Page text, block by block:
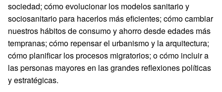
sociedad; cómo evolucionar los modelos sanitario y
sociosanitario para hacerlos más eficientes; cómo cambiar
nuestros hábitos de consumo y ahorro desde edades más
tempranas; cómo repensar el urbanismo y la arquitectura;
cómo planificar los procesos migratorios; o cómo incluir a
las personas mayores en las grandes reflexiones políticas
y estratégicas.